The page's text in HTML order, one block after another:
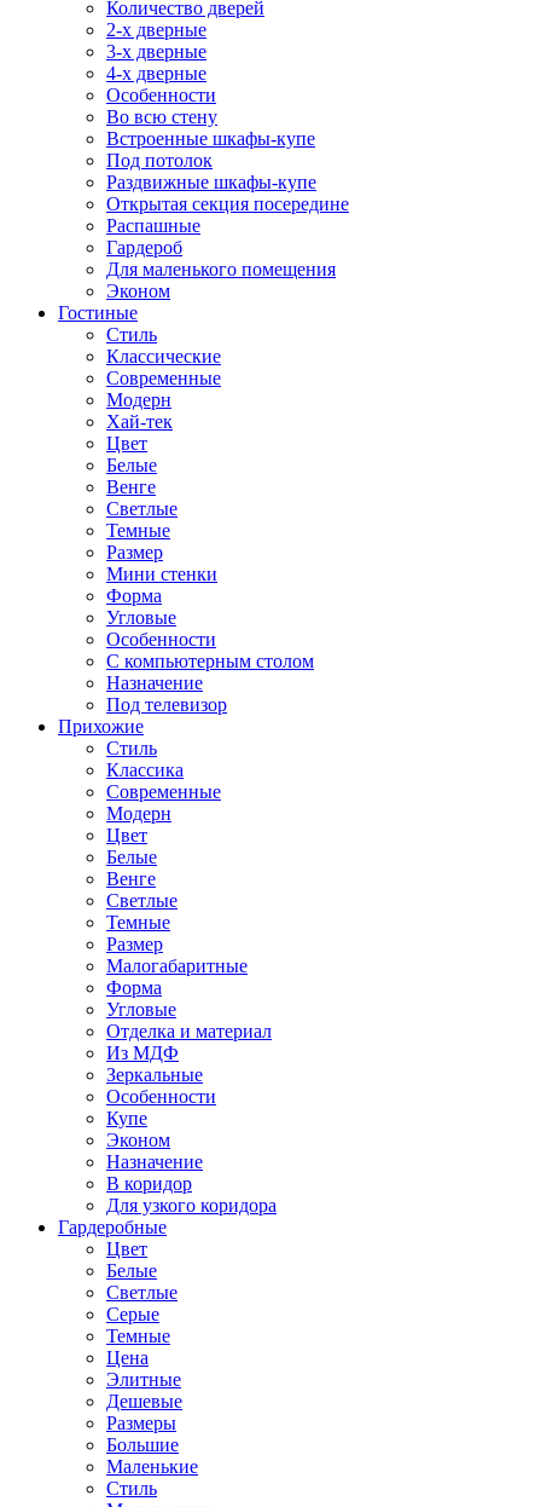
Количество дверей
2-х дверные
3-х дверные
4-х дверные
Особенности
Во всю стену
Встроенные шкафы-купе
Под потолок
Раздвижные шкафы-купе
Открытая секция посередине
Распашные
Гардероб
Для маленького помещения
Эконом
Гостиные
Стиль
Классические
Современные
Модерн
Хай-тек
Цвет
Белые
Венге
Светлые
Темные
Размер
Мини стенки
Форма
Угловые
Особенности
С компьютерным столом
Назначение
Под телевизор
Прихожие
Стиль
Классика
Современные
Модерн
Цвет
Белые
Венге
Светлые
Темные
Размер
Малогабаритные
Форма
Угловые
Отделка и материал
Из МДФ
Зеркальные
Особенности
Купе
Эконом
Назначение
В коридор
Для узкого коридора
Гардеробные
Цвет
Белые
Светлые
Серые
Темные
Цена
Элитные
Дешевые
Размеры
Большие
Маленькие
Стиль